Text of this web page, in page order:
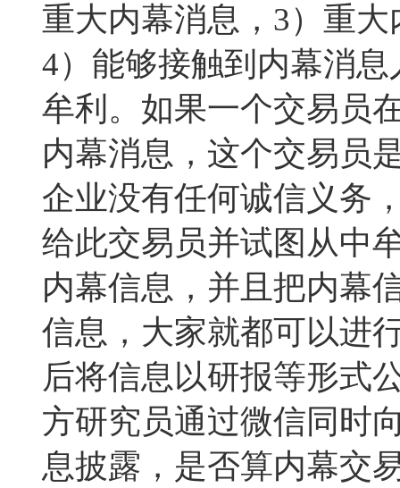
重大内幕消息，3）重
4）能够接触到内幕消
牟利。如果一个交易员
内幕消息，这个交易员
企业没有任何诚信义务
给此交易员并试图从中
内幕信息，并且把内幕
信息，大家就都可以进
后将信息以研报等形式
方研究员通过微信同时
息披露，是否算内幕交